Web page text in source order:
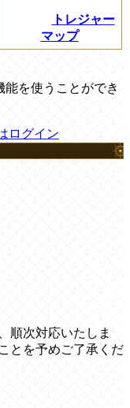
トレジャー
マップ
を使うことができ
ログイン
順次対応いたしま
とを予めご了承くだ